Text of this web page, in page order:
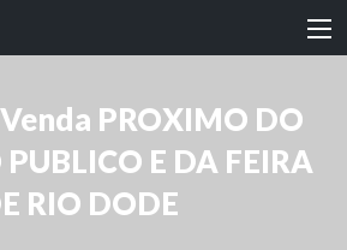
PROXIMO DO
E DA FEIRA
RIO DODE